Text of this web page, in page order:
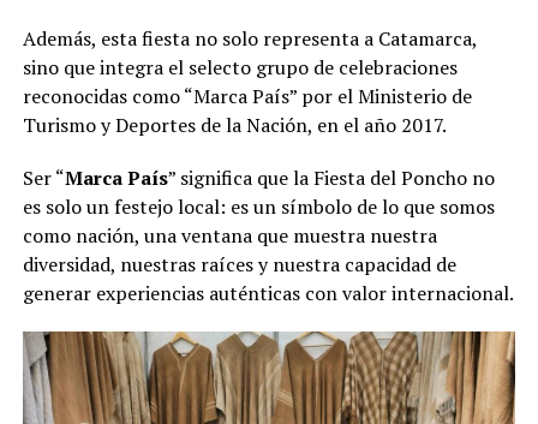
Además, esta fiesta no solo representa a Catamarca,
sino que integra el selecto grupo de celebraciones
reconocidas como “Marca País” por el Ministerio de
Turismo y Deportes de la Nación, en el año 2017.
Ser “Marca País” significa que la Fiesta del Poncho no
es solo un festejo local: es un símbolo de lo que somos
como nación, una ventana que muestra nuestra
diversidad, nuestras raíces y nuestra capacidad de
generar experiencias auténticas con valor internacional.